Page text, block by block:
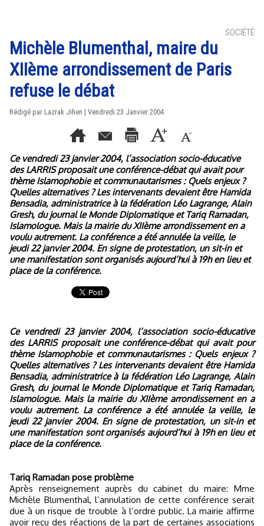
SOCIÉTÉ
Michèle Blumenthal, maire du
XIIème arrondissement de Paris
refuse le débat
Rédigé par Lazrak Jihen | Vendredi 23 Janvier 2004
Ce vendredi 23 janvier 2004, l’association socio-éducative
des LARRIS proposait une conférence-débat qui avait pour
thème Islamophobie et communautarismes : Quels enjeux ?
Quelles alternatives ? Les intervenants devaient être Hamida
Bensadia, administratrice à la fédération Léo Lagrange, Alain
Gresh, du journal le Monde Diplomatique et Tariq Ramadan,
Islamologue. Mais la mairie du XIIème arrondissement en a
voulu autrement. La conférence a été annulée la veille, le
jeudi 22 janvier 2004. En signe de protestation, un sit-in et
une manifestation sont organisés aujourd’hui à 19h en lieu et
place de la conférence.
Ce vendredi 23 janvier 2004, l’association socio-éducative
des LARRIS proposait une conférence-débat qui avait pour
thème Islamophobie et communautarismes : Quels enjeux ?
Quelles alternatives ? Les intervenants devaient être Hamida
Bensadia, administratrice à la fédération Léo Lagrange, Alain
Gresh, du journal le Monde Diplomatique et Tariq Ramadan,
Islamologue. Mais la mairie du XIIème arrondissement en a
voulu autrement. La conférence a été annulée la veille, le
jeudi 22 janvier 2004. En signe de protestation, un sit-in et
une manifestation sont organisés aujourd’hui à 19h en lieu et
place de la conférence.
Tariq Ramadan pose problème
Après renseignement auprès du cabinet du maire: Mme
Michèle Blumenthal, l’annulation de cette conférence serait
due à un risque de trouble à l’ordre public. La mairie affirme
avoir reçu des réactions de la part de certaines associations